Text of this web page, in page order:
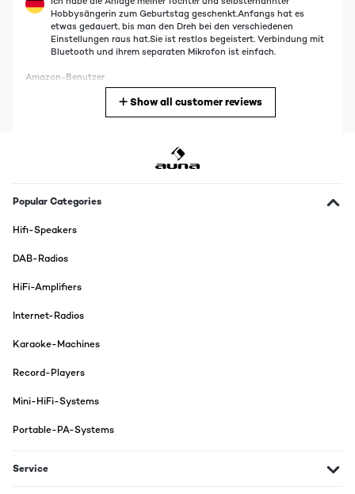
Hobbysängerin zum Geburtstag geschenkt.Anfangs hat es
etwas gedauert, bis man den Dreh bei den verschiedenen
Einstellungen raus hat.Sie ist restlos begeistert. Verbindung mit
Bluetooth und ihrem separaten Mikrofon ist einfach.
Amazon-Benutzer
Empfang miese
Amazon-Benutzer
Show all customer reviews
Popular Categories
Hifi-Speakers
DAB-Radios
HiFi-Amplifiers
Internet-Radios
Karaoke-Machines
Record-Players
Mini-HiFi-Systems
Portable-PA-Systems
Service